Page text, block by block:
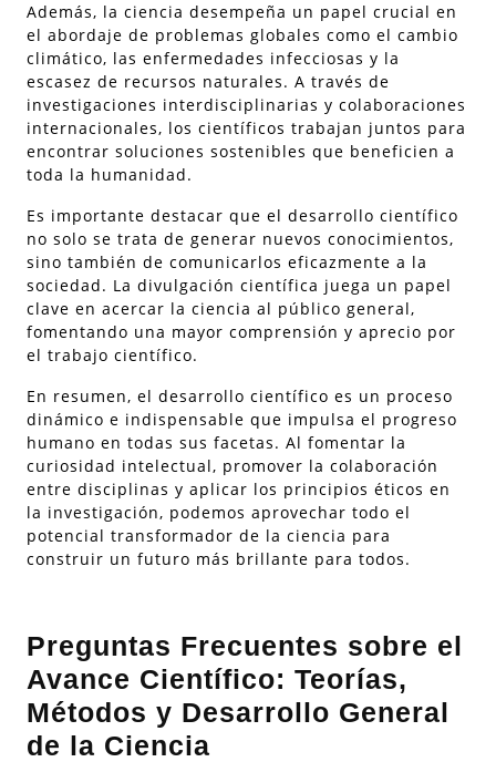
Además, la ciencia desempeña un papel crucial en
el abordaje de problemas globales como el cambio
climático, las enfermedades infecciosas y la
escasez de recursos naturales. A través de
investigaciones interdisciplinarias y colaboraciones
internacionales, los científicos trabajan juntos para
encontrar soluciones sostenibles que beneficien a
toda la humanidad.
Es importante destacar que el desarrollo científico
no solo se trata de generar nuevos conocimientos,
sino también de comunicarlos eficazmente a la
sociedad. La divulgación científica juega un papel
clave en acercar la ciencia al público general,
fomentando una mayor comprensión y aprecio por
el trabajo científico.
En resumen, el desarrollo científico es un proceso
dinámico e indispensable que impulsa el progreso
humano en todas sus facetas. Al fomentar la
curiosidad intelectual, promover la colaboración
entre disciplinas y aplicar los principios éticos en
la investigación, podemos aprovechar todo el
potencial transformador de la ciencia para
construir un futuro más brillante para todos.
Preguntas Frecuentes sobre el
Avance Científico: Teorías,
Métodos y Desarrollo General
de la Ciencia